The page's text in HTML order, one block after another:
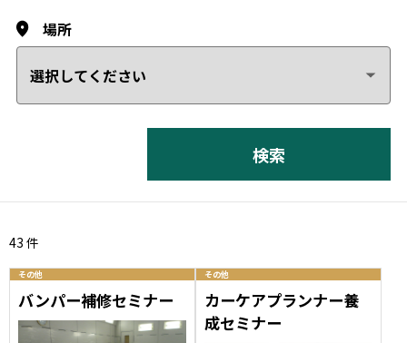
場所
検索
43 件
その他
バンパー補修セミナー
その他
カーケアプランナー養
成セミナー